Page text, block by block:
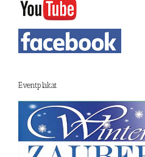
Eventplakat